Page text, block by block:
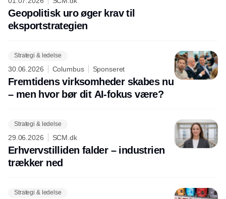
Geopolitisk uro øger krav til
eksportstrategien
Strategi & ledelse
30.06.2026 Columbus Sponseret
Fremtidens virksomheder skabes nu
– men hvor bør dit AI-fokus være?
Strategi & ledelse
29.06.2026 SCM.dk
Erhvervstilliden falder – industrien
trækker ned
Strategi & ledelse